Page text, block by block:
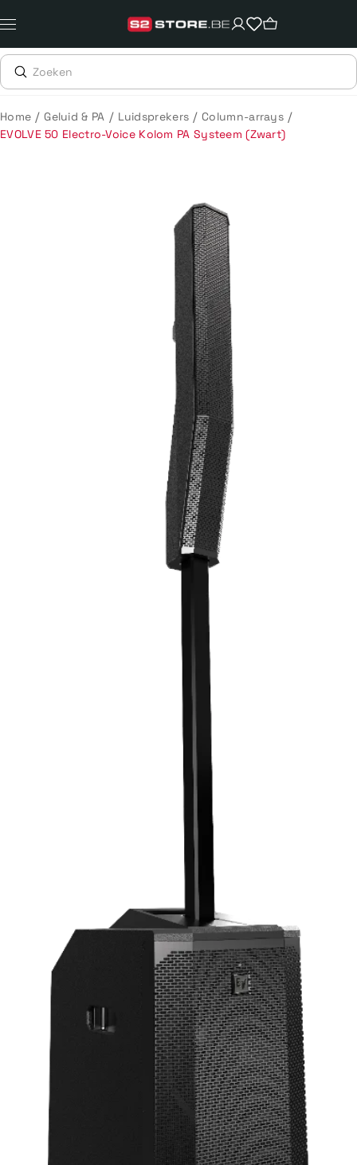
naar
content
Home / Geluid & PA / Luidsprekers / Column-arrays /
EVOLVE 50 Electro-Voice Kolom PA Systeem (Zwart)